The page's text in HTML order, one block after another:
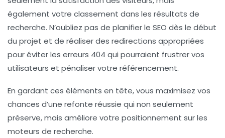
également votre classement dans les résultats de
recherche. N’oubliez pas de planifier le SEO dès le début
du projet et de réaliser des redirections appropriées
pour éviter les erreurs 404 qui pourraient frustrer vos
utilisateurs et pénaliser votre référencement.
En gardant ces éléments en tête, vous maximisez vos
chances d’une refonte réussie qui non seulement
préserve, mais améliore votre positionnement sur les
moteurs de recherche.